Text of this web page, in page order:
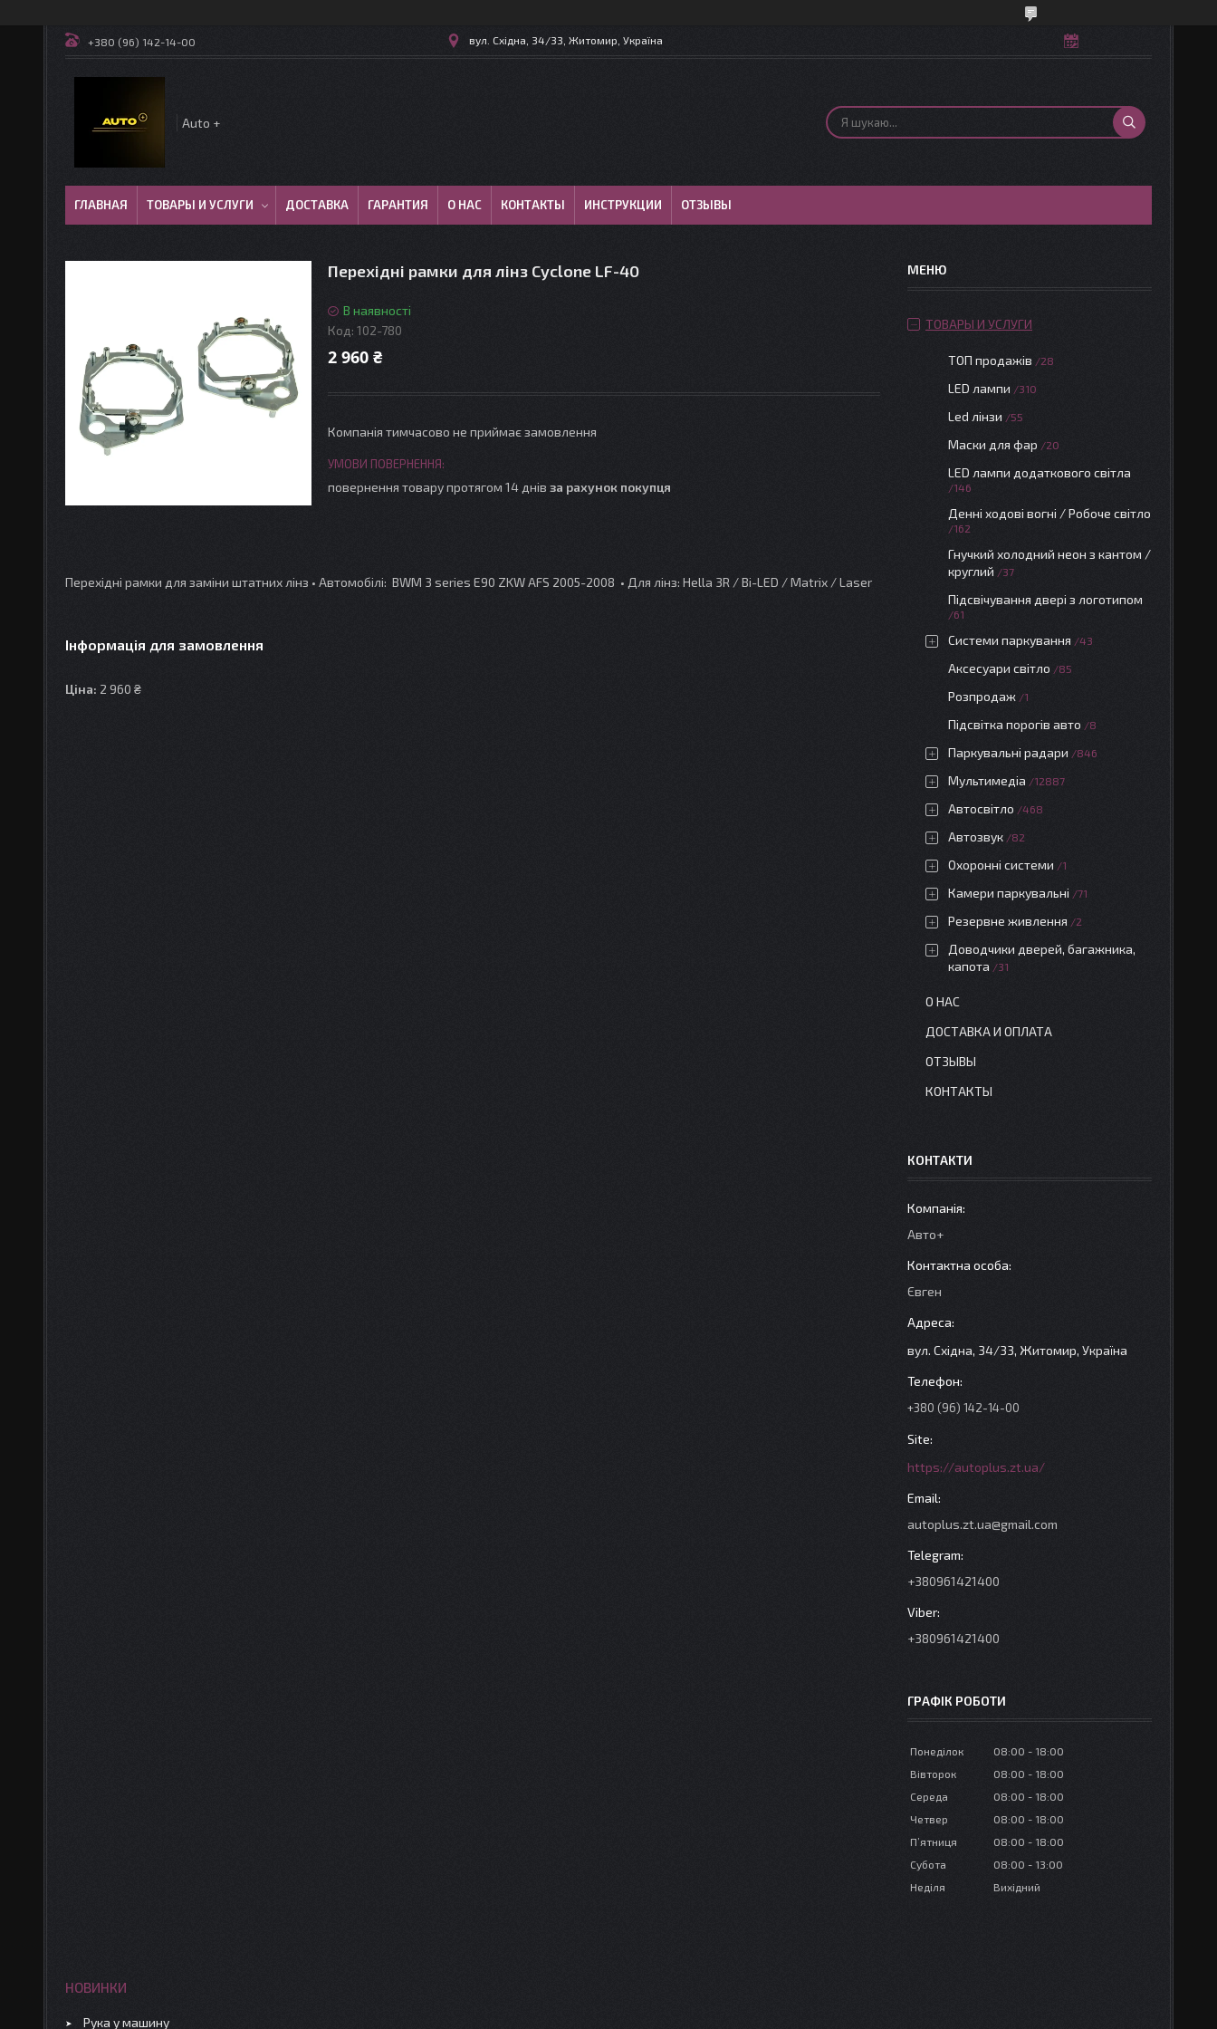
+380 (96) 142-14-00 вул. Східна, 34/33, Житомир, Україна
Auto +
ГЛАВНАЯ ТОВАРЫ И УСЛУГИ ДОСТАВКА ГАРАНТИЯ О НАС КОНТАКТЫ ИНСТРУКЦИИ ОТЗЫВЫ
Перехідні рамки для лінз Cyclone LF-40
В наявності
Код: 102-780
2 960 ₴
Компанія тимчасово не приймає замовлення
повернення товару протягом 14 днів за рахунок покупця
Перехідні рамки для заміни штатних лінз • Автомобілі: BWM 3 series E90 ZKW AFS 2005-2008 • Для лінз: Hella 3R / Bi-LED / Matrix / Laser
Інформація для замовлення
Ціна: 2 960 ₴
ТОВАРЫ И УСЛУГИ
ТОП продажів 28
LED лампи 310
Led лінзи 55
Маски для фар 20
LED лампи додаткового світла
146
Денні ходові вогні / Робоче світло
162
Гнучкий холодний неон з кантом /
круглий
37
Підсвічування двері з логотипом
61
Системи паркування 43
Аксесуари світло 85
Розпродаж 1
Підсвітка порогів авто 8
Паркувальні радари 846
Мультимедіа 12887
Автосвітло 468
Автозвук 82
Охоронні системи 1
Камери паркувальні 71
Резервне живлення 2
Доводчики дверей, багажника,
капота
31
О НАС
ДОСТАВКА И ОПЛАТА
ОТЗЫВЫ
КОНТАКТЫ
КОНТАКТИ
Авто+
Євген
вул. Східна, 34/33, Житомир, Україна
+380 (96) 142-14-00
https://autoplus.zt.ua/
autoplus.zt.ua@gmail.com
+380961421400
+380961421400
ГРАФІК РОБОТИ
Понеділок 08:00
18:00
Вівторок
08:00
18:00
Середа
08:00
18:00
Четвер
08:00
18:00
Пʼятниця
08:00
18:00
Субота
08:00
13:00
Неділя
Вихідний
НОВИНКИ
Рука у машину